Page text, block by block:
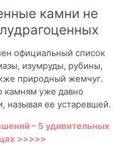
камни не
официальный список
изумруды, рубины,
природный жемчуг.
камням уже давно
называя ее устаревшей.
– 5 удивительных
>>>>>